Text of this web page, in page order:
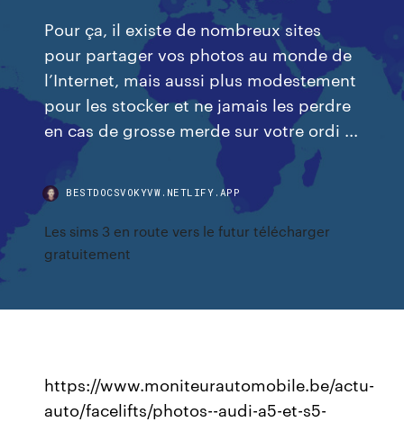
Pour ça, il existe de nombreux sites
pour partager vos photos au monde de
l’Internet, mais aussi plus modestement
pour les stocker et ne jamais les perdre
en cas de grosse merde sur votre ordi ...
BESTDOCSVOKYVW.NETLIFY.APP
Les sims 3 en route vers le futur télécharger
gratuitement
https://www.moniteurautomobile.be/actu-
auto/facelifts/photos--audi-a5-et-s5-